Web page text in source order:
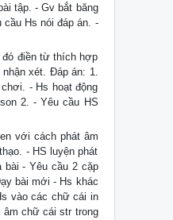
tập. - Gv bắt băng
Hs nói đáp án. -
đó điền từ thích hợp
xét. Đáp án: 1.
- Hs hoạt động
2. - Yêu cầu HS
với cách phát âm
- HS luyện phát
- Yêu cầu 2 cặp
bài mới - Hs khác
vào các chữ cái in
âm chữ cái str trong